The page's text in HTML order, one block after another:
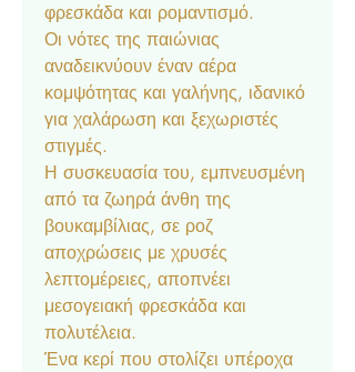
φρεσκάδα και ρομαντισμό.
Οι νότες της παιώνιας
αναδεικνύουν έναν αέρα
κομψότητας και γαλήνης, ιδανικό
για χαλάρωση και ξεχωριστές
στιγμές.
Η συσκευασία του, εμπνευσμένη
από τα ζωηρά άνθη της
βουκαμβίλιας, σε ροζ
αποχρώσεις με χρυσές
λεπτομέρειες, αποπνέει
μεσογειακή φρεσκάδα και
πολυτέλεια.
Ένα κερί που στολίζει υπέροχα